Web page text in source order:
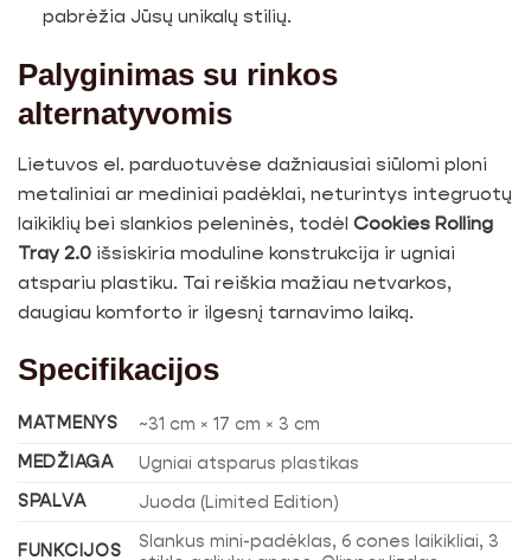
pabrėžia Jūsų unikalų stilių.
Palyginimas su rinkos
alternatyvomis
Lietuvos el. parduotuvėse dažniausiai siūlomi ploni
metaliniai ar mediniai padėklai, neturintys integruotų
laikiklių bei slankios peleninės, todėl Cookies Rolling
Tray 2.0 išsiskiria moduline konstrukcija ir ugniai
atspariu plastiku. Tai reiškia mažiau netvarkos,
daugiau komforto ir ilgesnį tarnavimo laiką.
Specifikacijos
MATMENYS
~31 cm × 17 cm × 3 cm
MEDŽIAGA
Ugniai atsparus plastikas
SPALVA
Juoda (Limited Edition)
FUNKCIJOS
Slankus mini-padėklas, 6 cones laikikliai, 3